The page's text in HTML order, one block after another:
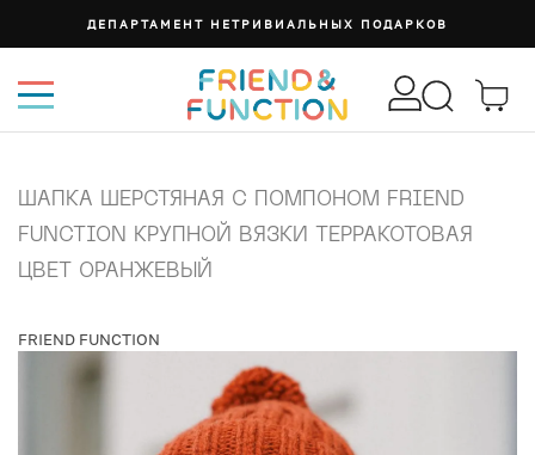
ДЕПАРТАМЕНТ НЕТРИВИАЛЬНЫХ ПОДАРКОВ
ШАПКА ШЕРСТЯНАЯ С ПОМПОНОМ FRIEND
FUNCTION КРУПНОЙ ВЯЗКИ ТЕРРАКОТОВАЯ
ЦВЕТ ОРАНЖЕВЫЙ
FRIEND FUNCTION